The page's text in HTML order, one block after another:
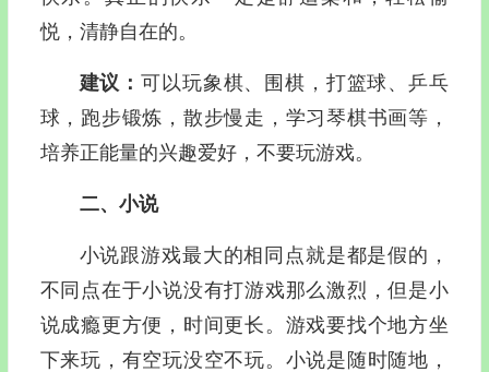
悦，清静自在的。
建议：可以玩象棋、围棋，打篮球、乒乓
球，跑步锻炼，散步慢走，学习琴棋书画等，
培养正能量的兴趣爱好，不要玩游戏。
二、小说
小说跟游戏最大的相同点就是都是假的，
不同点在于小说没有打游戏那么激烈，但是小
说成瘾更方便，时间更长。游戏要找个地方坐
下来玩，有空玩没空不玩。小说是随时随地，